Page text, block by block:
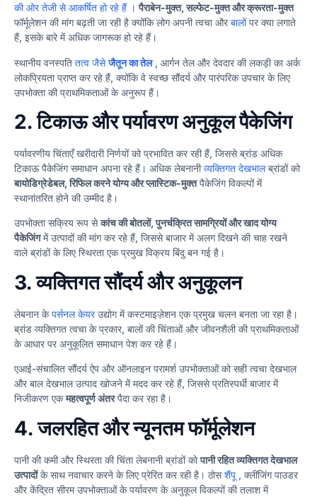
की ओर तेजी से आकर्षित हो रहे हैं।पैराबेन-मुक्त, सल्फेट-मुक्त और क्रूरता-मुक्त
फॉर्मूलेशन की मांग बढ़ती जा रही है क्योंकि लोग अपनी त्वचा औरबालोंपर क्या लगाते
हैं, इसके बारे में अधिक जागरूक हो रहे हैं।
स्थानीय वनस्पति तत्व जैसेजैतून का तेल, आर्गन तेल और देवदार की लकड़ी का अर्क
लोकप्रियता प्राप्त कर रहे हैं, क्योंकि वे स्वच्छ सौंदर्य और पारंपरिक उपचार के लिए
उपभोक्ता की प्राथमिकताओं के अनुरूप हैं।
2.टिकाऊ और पर्यावरण अनुकूल पैकेजिंग
पर्यावरणीय चिंताएँ खरीदारी निर्णयों को प्रभावित कर रही हैं, जिससे ब्रांड अधिक
टिकाऊ पैकेजिंग समाधान अपना रहे हैं। अधिक लेबनानीव्यक्तिगत देखभालब्रांडों को
बायोडिग्रेडेबल, रिफिल करने योग्य और प्लास्टिक-मुक्तपैकेजिंग विकल्पों में
स्थानांतरित होने की उम्मीद है।
उपभोक्ता सक्रिय रूप सेकांच की बोतलों, पुनर्चक्रित सामग्रियों और खाद योग्य
पैकेजिंगमें उत्पादों की मांग कर रहे हैं, जिससे बाजार में अलग दिखने की चाह रखने
वाले ब्रांडों के लिए स्थिरता एक प्रमुख विक्रय बिंदु बन गई है।
3.व्यक्तिगत सौंदर्य और अनुकूलन
लेबनान केपर्सनल केयरउद्योग में कस्टमाइज़ेशन एक प्रमुख चलन बनता जा रहा है।
ब्रांड व्यक्तिगत त्वचा के प्रकार, बालों की चिंताओं और जीवनशैली की प्राथमिकताओं
के आधार पर अनुकूलित समाधान पेश कर रहे हैं।
एआई-संचालित सौंदर्य ऐप और ऑनलाइन परामर्श उपभोक्ताओं को सही त्वचा देखभाल
और बाल देखभाल उत्पाद खोजने में मदद कर रहे हैं, जिससे प्रतिस्पर्धी बाजार में
निजीकरण एकमहत्वपूर्ण अंतरपैदा कर रहा है।
4.जलरहित और न्यूनतम फॉर्मूलेशन
पानी की कमी और स्थिरता की चिंता लेबनानी ब्रांडों कोपानी रहित व्यक्तिगत देखभाल
उत्पादोंके साथ नवाचार करने के लिए प्रेरित कर रही है। ठोसशैंपू , क्लींजिंग पाउडर
और केंद्रित सीरम उपभोक्ताओं के पर्यावरण के अनुकूल विकल्पों की तलाश में